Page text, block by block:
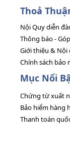
Thoả
Nội Quy diễn
Thông báo -
Giới thiệu & Nội
Chính sách bảo
Mục Nổi
Chứng từ xuất
Bảo hiểm hàng
Thanh toán